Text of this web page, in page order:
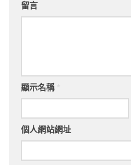
留言
顯示名稱
個人網站網址